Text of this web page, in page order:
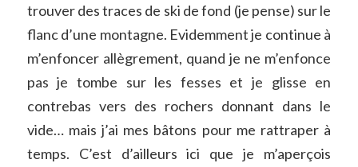
trouver des traces de ski de fond (je pense) sur le
flanc d’une montagne. Evidemment je continue à
m’enfoncer allègrement, quand je ne m’enfonce
pas je tombe sur les fesses et je glisse en
contrebas vers des rochers donnant dans le
vide… mais j’ai mes bâtons pour me rattraper à
temps. C’est d’ailleurs ici que je m’aperçois